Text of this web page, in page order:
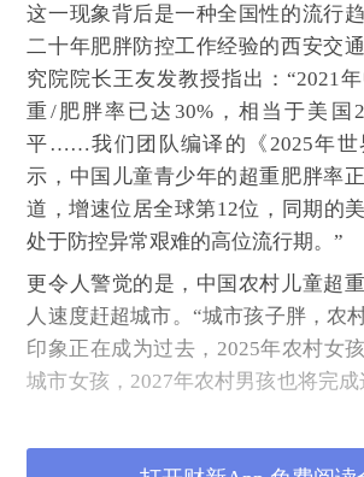
这一现象背后是一种全国性的流行
二十年肥胖防控工作经验的西安交
究院院长王友发教授指出：“2021
重/肥胖率已达30%，相当于美国
平……我们团队编译的《2025年世
示，中国儿童青少年的超重肥胖率
道，增速位居全球第12位，同期的
处于防控异常艰难的高位流行期。”
更令人警觉的是，中国农村儿童超
人速度赶超城市。“城市孩子胖，农
印象正在成为过去，2025年农村女
城市女孩，2027年农村男孩也将完
《知识分子》说。她的相关研究获得